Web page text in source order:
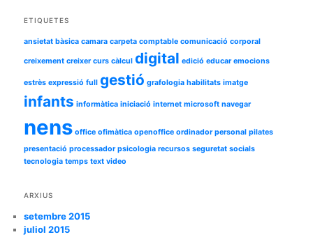
ETIQUETES
ansietat bàsica camara carpeta comptable comunicació corporal
creixement creixer curs càlcul digital edició educar emocions
estrès expressió full gestió grafologia habilitats imatge
infants informàtica iniciació internet microsoft navegar
nens office ofimàtica openoffice ordinador personal pilates
presentació processador psicologia recursos seguretat socials
tecnologia temps text video
ARXIUS
setembre 2015
juliol 2015